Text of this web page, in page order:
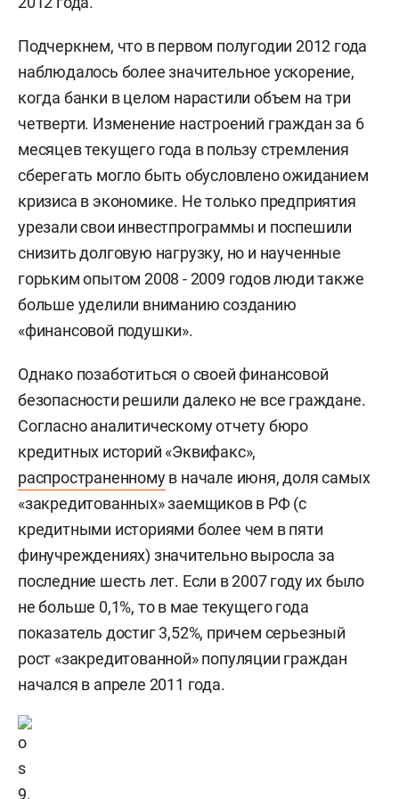
Подчеркнем, что в первом полугодии 2012 года
наблюдалось более значительное ускорение,
когда банки в целом нарастили объем на три
четверти. Изменение настроений граждан за 6
месяцев текущего года в пользу стремления
сберегать могло быть обусловлено ожиданием
кризиса в экономике. Не только предприятия
урезали свои инвестпрограммы и поспешили
снизить долговую нагрузку, но и наученные
горьким опытом 2008 - 2009 годов люди также
больше уделили вниманию созданию
«финансовой подушки».
Однако позаботиться о своей финансовой
безопасности решили далеко не все граждане.
Согласно аналитическому отчету бюро
кредитных историй «Эквифакс»,
распространенномув начале июня, доля самых
«закредитованных» заемщиков в РФ (с
кредитными историями более чем в пяти
финучреждениях) значительно выросла за
последние шесть лет. Если в 2007 году их было
не больше 0,1%, то в мае текущего года
показатель достиг 3,52%, причем серьезный
рост «закредитованной» популяции граждан
начался в апреле 2011 года.